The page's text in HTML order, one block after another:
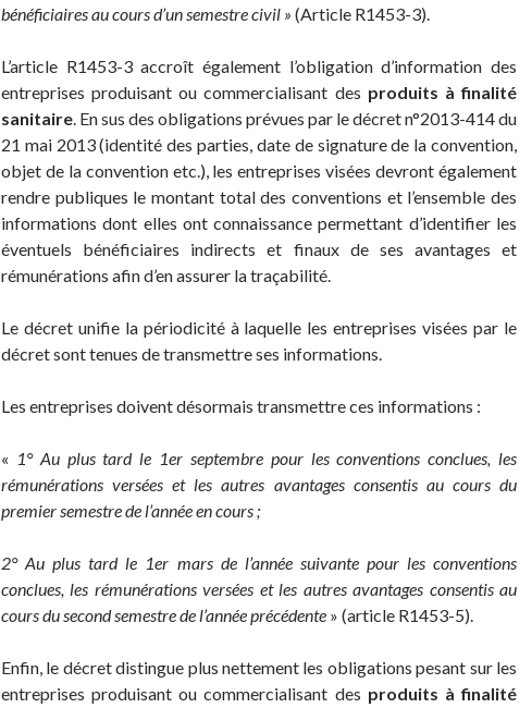
bénéficiaires au cours d’un semestre civil » (Article R1453-3).
L’article R1453-3 accroît également l’obligation d’information des
entreprises produisant ou commercialisant des produits à finalité
sanitaire. En sus des obligations prévues par le décret n°2013-414 du
21 mai 2013 (identité des parties, date de signature de la convention,
objet de la convention etc.), les entreprises visées devront également
rendre publiques le montant total des conventions et l’ensemble des
informations dont elles ont connaissance permettant d’identifier les
éventuels bénéficiaires indirects et finaux de ses avantages et
rémunérations afin d’en assurer la traçabilité.
Le décret unifie la périodicité à laquelle les entreprises visées par le
décret sont tenues de transmettre ses informations.
Les entreprises doivent désormais transmettre ces informations :
« 1° Au plus tard le 1er septembre pour les conventions conclues, les
rémunérations versées et les autres avantages consentis au cours du
premier semestre de l’année en cours ;
2° Au plus tard le 1er mars de l’année suivante pour les conventions
conclues, les rémunérations versées et les autres avantages consentis au
cours du second semestre de l’année précédente » (article R1453-5).
Enfin, le décret distingue plus nettement les obligations pesant sur les
entreprises produisant ou commercialisant des produits à finalité